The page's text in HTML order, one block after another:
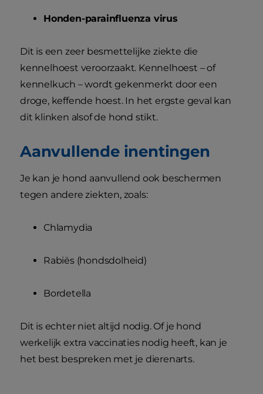
Honden-parainfluenza virus
Dit is een zeer besmettelijke ziekte die
kennelhoest veroorzaakt. Kennelhoest – of
kennelkuch – wordt gekenmerkt door een
droge, keffende hoest. In het ergste geval kan
dit klinken alsof de hond stikt.
Aanvullende inentingen
Je kan je hond aanvullend ook beschermen
tegen andere ziekten, zoals:
Chlamydia
Rabiës (hondsdolheid)
Bordetella
Dit is echter niet altijd nodig. Of je hond
werkelijk extra vaccinaties nodig heeft, kan je
het best bespreken met je dierenarts.